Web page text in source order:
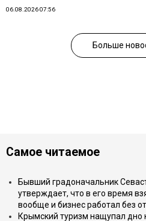
06.08.2026 07:56
Больше
Самое читаемое
Бывший градоначальник
утверждает, что в его время
вообще и бизнес работал без
Крымский туризм нащупал дно